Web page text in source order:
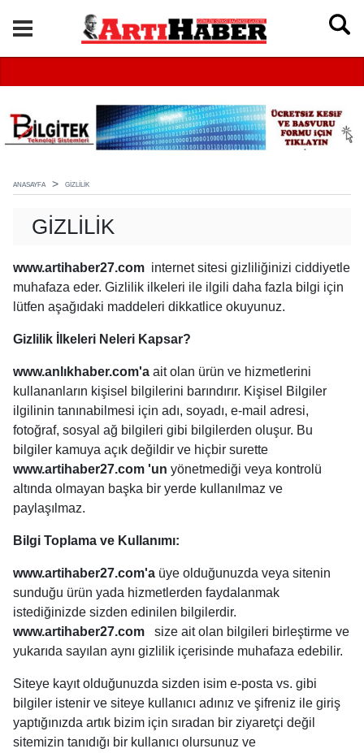
ANASAYFA GIZLILIK
GIZLILIK
www.artihaber27.com internet sitesi gizliliğinizi ciddiyetle
muhafaza eder. Gizlilik ilkeleri ile ilgili daha fazla bilgi için
lütfen aşağıdaki maddeleri dikkatlice okuyunuz.
Gizlilik İlkeleri Neleri Kapsar?
www.anlıkhaber.com'a ait olan ürün ve hizmetlerini
kullananların kişisel bilgilerini barındırır. Kişisel Bilgiler
ilgilinin tanınabilmesi için adı, soyadı, e-mail adresi,
fotoğraf, sosyal ağ bilgileri gibi bilgilerden oluşur. Bu
bilgiler kamuya açık değildir ve hiçbir surette
www.artihaber27.com 'un yönetmediği veya kontrolü
altında olmayan başka bir yerde kullanılmaz ve
paylaşılmaz.
Bilgi Toplama ve Kullanımı:
www.artihaber27.com'a üye olduğunuzda veya sitenin
sunduğu ürün yada hizmetlerden faydalanmak
istediğinizde sizden edinilen bilgilerdir.
www.artihaber27.com size ait olan bilgileri birleştirme ve
yukarıda sayılan aynı gizlilik içerisinde muhafaza edebilir.
Siteye kayıt olduğunuzda sizden isim e-posta vs. gibi
bilgiler istenir ve siteye kullanıcı adınız ve şifreniz ile giriş
yaptığınızda artık bizim için sıradan bir ziyaretçi değil
sitemizin tanıdığı bir kullanıcı olursunuz ve